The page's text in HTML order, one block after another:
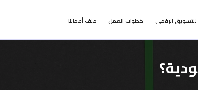
الرقمي خطوات العمل ملف أعمالنا